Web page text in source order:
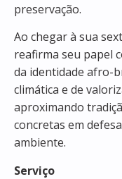
preservação.
Ao chegar à sua
reafirma seu papel
da identidade afro-
climática e de
aproximando
concretas em
ambiente.
Serviço